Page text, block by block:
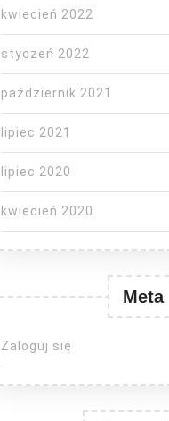
kwiecień 2022
styczeń 2022
październik 2021
lipiec 2021
lipiec 2020
kwiecień 2020
Meta
Zaloguj się